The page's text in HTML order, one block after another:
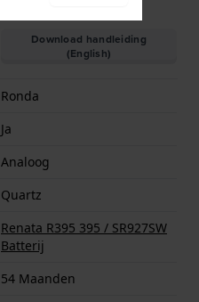
Download handleiding
(English)
Ronda
Ja
Analoog
Quartz
Renata R395 395 / SR927SW
Batterij
54 Maanden